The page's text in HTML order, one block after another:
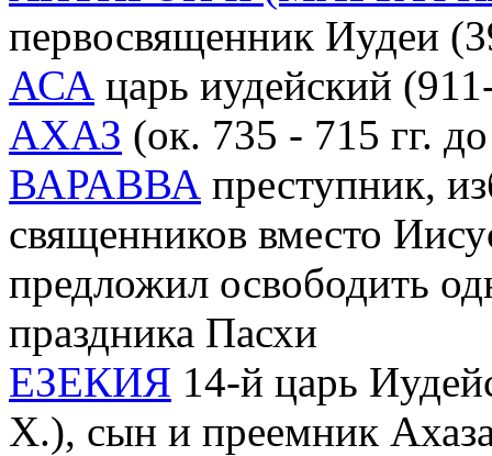
первосвященник Иудеи
АСА царь иудейский
АХАЗ (ок. 735 - 715 гг.
ВАРАВВА преступник,
священников вместо
предложил освободить
праздника Пасхи
ЕЗЕКИЯ 14-й царь
Х.), сын и преемник